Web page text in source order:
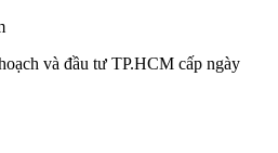
và đầu tư TP.HCM cấp ngày